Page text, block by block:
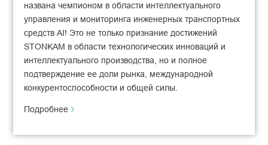
названа чемпионом в области интеллектуального
управления и мониторинга инженерных транспортных
средств AI! Это не только признание достижений
STONKAM в области технологических инноваций и
интеллектуального производства, но и полное
подтверждение ее доли рынка, международной
конкурентоспособности и общей силы.
Подробнее